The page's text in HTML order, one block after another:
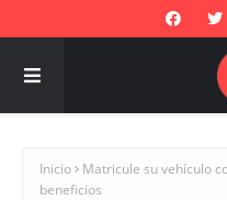
Inicio
Matricule su vehículo
beneficios